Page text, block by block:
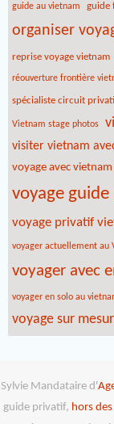
guide au vietnam guide
organiser
reprise voyage vietnam
réouverture frontière
spécialiste circuit
Vietnam stage photos
visiter vietnam
voyage avec
voyage
voyage privatif
voyager actuellement au
voyager avec
voyager en solo au
voyage sur
Sylvie Mandataire d'
guide privatif, hors